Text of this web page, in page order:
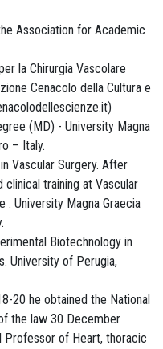
Association for Academic
la Chirurgia Vascolare
Cenacolo della Cultura e
(MD) - University Magna
– Italy.
Vascular Surgery. After
training at Vascular
. University Magna Graecia
Biotechnology in
University of Perugia,
20 he obtained the National
the law 30 December
Professor of Heart, thoracic